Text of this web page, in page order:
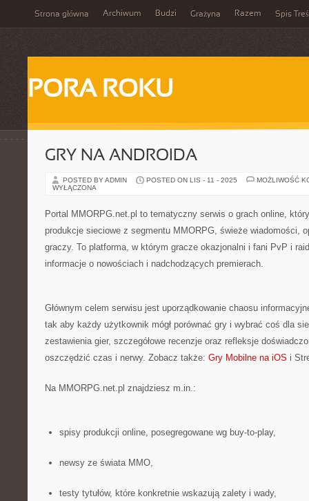
Strona główna Archiwum Budzi Grażyna Razem Spis
PORA ROKU
GRY NA ANDROIDA
POSTED BY ADMIN POSTED ON LIS - 11 - 2025
MOŻLIWOŚĆ
WYŁĄCZONA
Portal MMORPG.net.pl to tematyczny serwis o grach online,
produkcje sieciowe z segmentu MMORPG, świeże wiadomości,
graczy. To platforma, w którym gracze okazjonalni i fani PvP i
informacje o nowościach i nadchodzących premierach.
Głównym celem serwisu jest uporządkowanie chaosu
tak aby każdy użytkownik mógł porównać gry i wybrać coś dla
zestawienia gier, szczegółowe recenzje oraz refleksje
oszczędzić czas i nerwy. Zobacz także: Gry Mobilne na iOS i
Na MMORPG.net.pl znajdziesz m.in.:
spisy produkcji online, posegregowane wg buy-to-play,
newsy ze świata MMO,
testy tytułów, które konkretnie wskazują zalety i wady,